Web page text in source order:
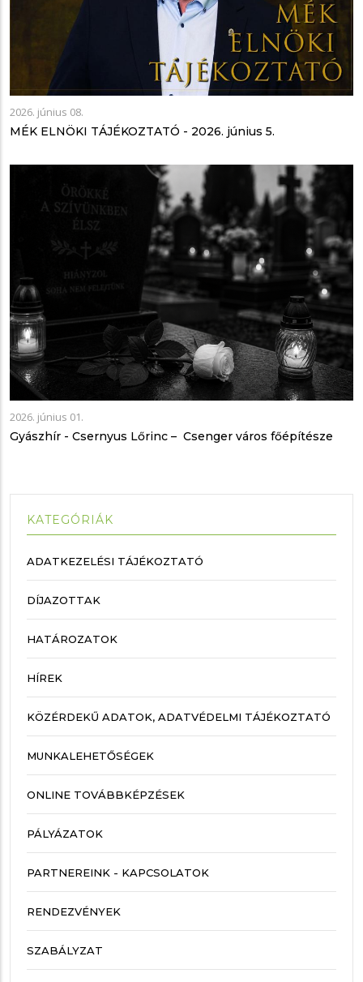
2026. június 08.
MÉK ELNÖKI TÁJÉKOZTATÓ - 2026. június 5.
2026. június 01.
Gyászhír - Csernyus Lőrinc – Csenger város főépítésze
KATEGÓRIÁK
ADATKEZELÉSI TÁJÉKOZTATÓ
DÍJAZOTTAK
HATÁROZATOK
HÍREK
KÖZÉRDEKŰ ADATOK, ADATVÉDELMI TÁJÉKOZTATÓ
MUNKALEHETŐSÉGEK
ONLINE TOVÁBBKÉPZÉSEK
PÁLYÁZATOK
PARTNEREINK - KAPCSOLATOK
RENDEZVÉNYEK
SZABÁLYZAT